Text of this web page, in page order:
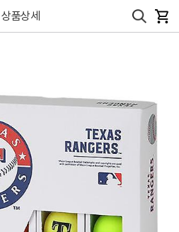
상품상세